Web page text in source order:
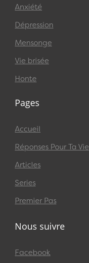
Anxiété
Dépression
Mensonge
Vie brisée
Honte
Pages
Accueil
Réponses Pour Ta Vie
Articles
Series
Premier Pas
Nous suivre
Facebook